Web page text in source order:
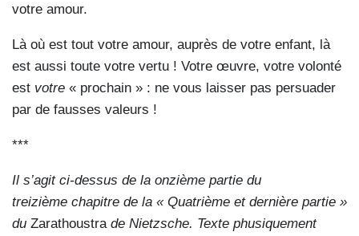
votre amour.
Là où est tout votre amour, auprès de votre enfant, là
est aussi toute votre vertu ! Votre œuvre, votre volonté
est votre « prochain » : ne vous laisser pas persuader
par de fausses valeurs !
***
Il s’agit ci-dessus de la onzième partie du
treizième chapitre de la « Quatrième et dernière partie »
du Zarathoustrade Nietzsche. Texte phusiquement